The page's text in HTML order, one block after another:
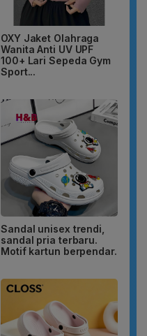
OXY Jaket Olahraga
Wanita Anti UV UPF
100+ Lari Sepeda Gym
Sport...
Sandal unisex trendi,
sandal pria terbaru.
Motif kartun berpendar.